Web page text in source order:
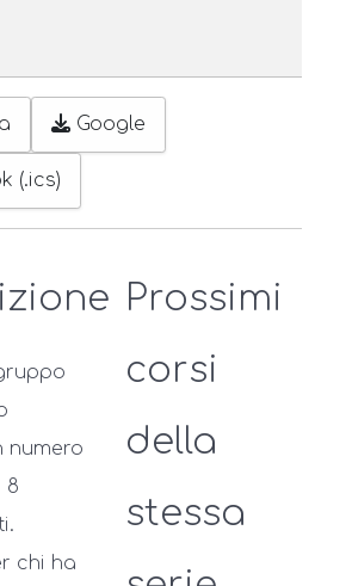
Google
(.ics)
numero
8
chi ha
Prossimi
corsi
della
stessa